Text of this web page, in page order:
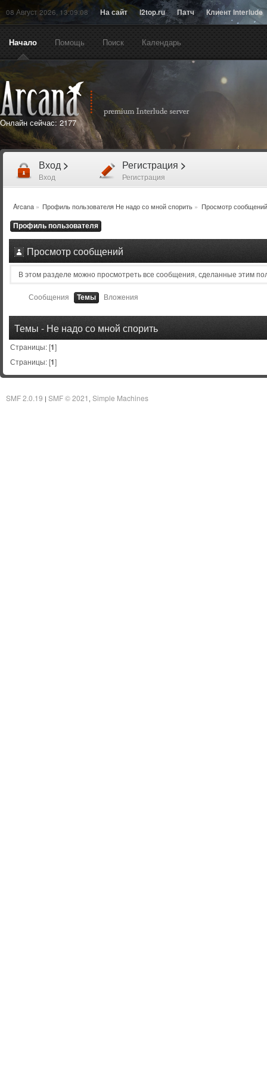
08 Август 2026, 13:09:08 На сайт l2top.ru Патч Клиент Interlude
Начало Помощь Поиск Календарь
Онлайн сейчас: 2177
Вход >
Вход
Регистрация >
Регистрация
Arcana» Профиль пользователя Не надо со мной спорить » Просмотр сообщений
Профиль пользователя
Просмотр сообщений
В этом разделе можно просмотреть все сообщения, сделанные этим
Сообщения Темы Вложения
Темы - Не надо со мной спорить
Страницы: [1]
Страницы: [1]
SMF 2.0.19 SMF © 2021 Simple Machines